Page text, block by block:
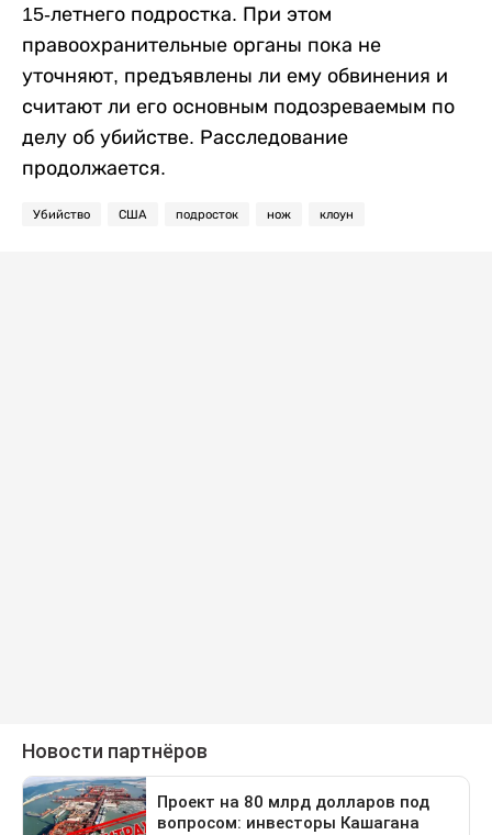
15-летнего подростка. При этом
правоохранительные органы пока не
уточняют, предъявлены ли ему обвинения и
считают ли его основным подозреваемым по
делу об убийстве. Расследование
продолжается.
Убийство США подросток нож клоун